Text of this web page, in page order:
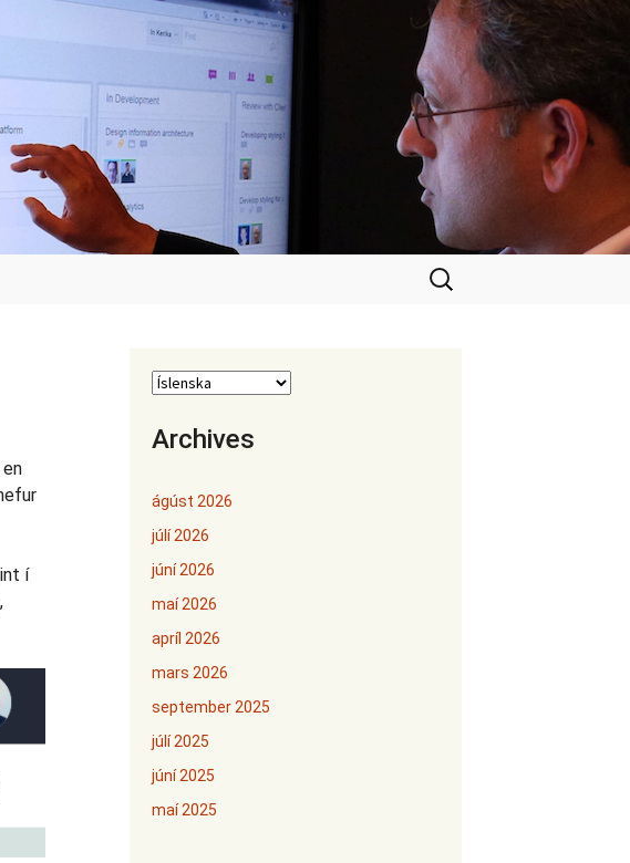
Leita
að:
í
Archives
ágúst 2026
júlí 2026
júní 2026
maí 2026
apríl 2026
mars 2026
september 2025
júlí 2025
júní 2025
maí 2025